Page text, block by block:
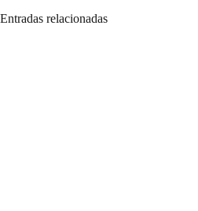
Entradas relacionadas